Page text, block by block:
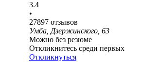
3.4
•
27897 отзывов
Умба, Дзержинского, 63
Можно без резюме
Откликнитесь среди первых
Откликнуться